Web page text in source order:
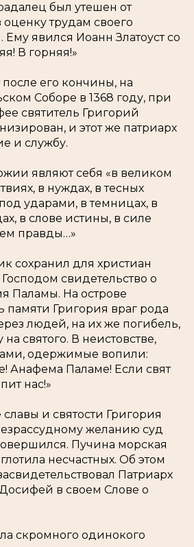
был утешен от
оценку трудам своего
Ему явился Иоанн Златоуст со
В горняя!»
после его кончины, на
Соборе в 1368 году, при
святитель Григорий
и этот же патриарх
и службу.
являют себя «в великом
в нуждах, в тесных
под ударами, в темницах, в
в слове истины, в силе
правды…»
сохранил для христиан
свидетельство о
Паламы. На острове
памяти Григория враг рода
людей, на их же погибель,
святого. В неистовстве,
одержимые вопили:
Анафема Паламе! Если свят
нас!»
и святости Григория
желанию суд
Пучина морская
несчастных. Об этом
Патриарх
в своем Слове о
скромного одинокого